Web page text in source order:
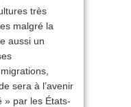
très
malgré la
aussi un
sera à l’avenir
» par les États-